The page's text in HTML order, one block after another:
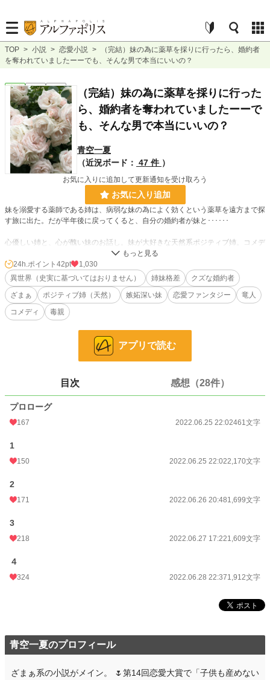
TOP > 小説 > 恋愛小説 >
（完結）妹の為に薬草を採りに行ったら、婚約者
を奪われていましたーーでも、そんな男で本当にいいの？
恋愛 完結 短編
（完結）妹の為に薬草を採りに行った
ら、婚約者を奪われていましたーーで
も、そんな男で本当にいいの？
青空一夏
（近況ボード： 47 件 ）
お気に入りに追加して更新通知を受け取ろう
お気に入り追加
妹を溺愛する薬師である姉は、病弱な妹の為によく効くという薬草を遠方まで探
す旅に出た。だが半年後に戻ってくると、自分の婚約者が妹と･･････
心優しい姉と、心が醜い妹のお話し。妹が大好きな天然系ポジティブ姉。コメデ
ィ。もう一回言います。コメディです。
※ご注意
これは一切史実に基づいていない異世界のお話しです。現代的言葉遣いや、食べ
物や商品、機器など、唐突に現れる可能性もありますのでご了承くださいませ。
ファンタジー要素多め。コメディ。
この異世界では薬師は貴族令嬢がなるものではない、という設定です。
恋愛
お気に入り
24h.ポイント
文字数
更新日時
初回公開日時
24h.ポイント 42pt
1,030
異世界（史実に基づいてはおりません）
姉妹格差
クズな婚約者
ざまぁ
ポジティブ姉（天然） 嫉妬深い妹 恋愛ファンタジー
竜人
コメディ
毒親
アプリで読む
目次 感想（28件）
プロローグ
167 2022.06.25 22:02461文字
1
150 2022.06.25 22:022,170文字
2
171 2022.06.26 20:481,699文字
3
218 2022.06.27 17:221,609文字
４
324 2022.06.28 22:371,912文字
青空一夏のプロフィール
ざまぁ系の小説がメイン。 🌷第14回恋愛大賞で「子供も産めない